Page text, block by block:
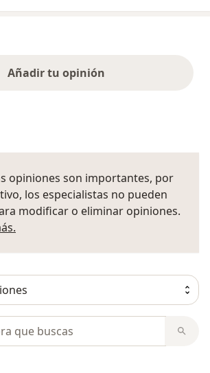
Añadir tu opinión
opiniones son importantes, por
los especialistas no pueden
modificar o eliminar opiniones.